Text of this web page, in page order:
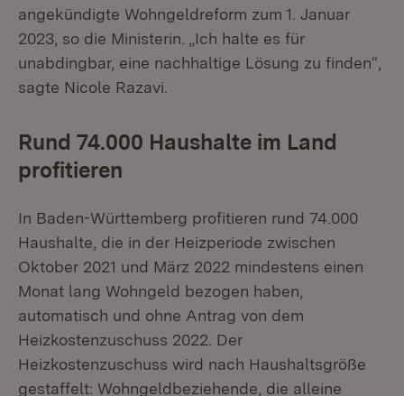
angekündigte Wohngeldreform zum 1. Januar
2023, so die Ministerin. „Ich halte es für
unabdingbar, eine nachhaltige Lösung zu finden“,
sagte Nicole Razavi.
Rund 74.000 Haushalte im Land
profitieren
In Baden-Württemberg profitieren rund 74.000
Haushalte, die in der Heizperiode zwischen
Oktober 2021 und März 2022 mindestens einen
Monat lang Wohngeld bezogen haben,
automatisch und ohne Antrag von dem
Heizkostenzuschuss 2022. Der
Heizkostenzuschuss wird nach Haushaltsgröße
gestaffelt: Wohngeldbeziehende, die alleine